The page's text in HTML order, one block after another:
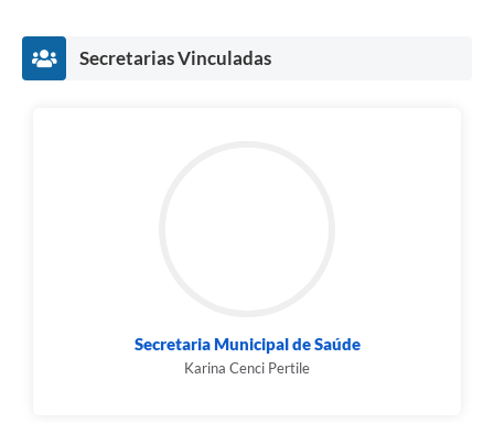
Secretarias Vinculadas
Secretaria Municipal de Saúde
Karina Cenci Pertile